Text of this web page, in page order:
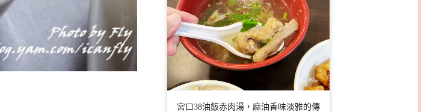
宮口38油飯赤肉湯，麻油香味淡雅的傳